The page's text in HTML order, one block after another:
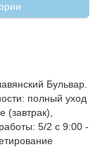
Бульвар.
полный уход
(завтрак),
5/2 с 9:00 -